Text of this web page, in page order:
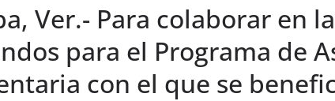
Ver.- Para colaborar en
para el Programa de
con el que se